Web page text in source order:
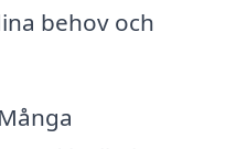
behov och
Många